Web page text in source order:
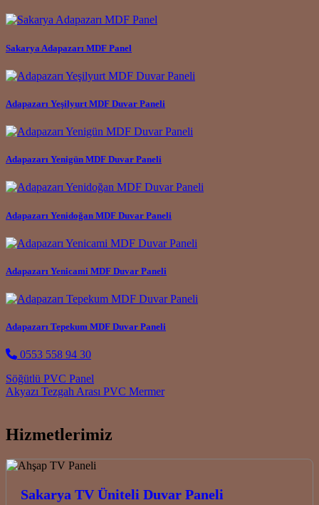
Sakarya Adapazarı MDF Panel
Adapazarı Yeşilyurt MDF Duvar Paneli
Adapazarı Yenigün MDF Duvar Paneli
Adapazarı Yenidoğan MDF Duvar Paneli
Adapazarı Yenicami MDF Duvar Paneli
Adapazarı Tepekum MDF Duvar Paneli
0553 558 94 30
Post navigation
Söğütlü PVC Panel
Akyazı Tezgah Arası PVC Mermer
Hizmetlerimiz
Sakarya TV Üniteli Duvar Paneli